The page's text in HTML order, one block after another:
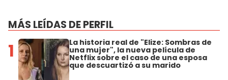
MÁS LEÍDAS DE PERFIL
1 La historia real de "Elize: Sombras de
una mujer", la nueva película de
Netflix sobre el caso de una esposa
que descuartizó a su marido